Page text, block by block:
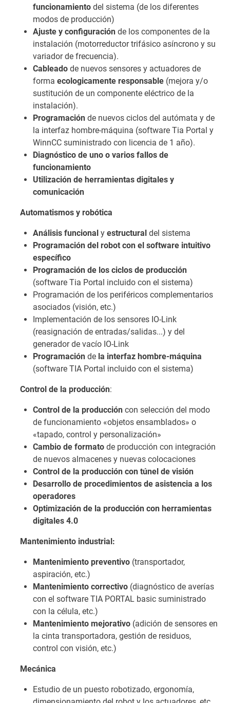
funcionamiento del sistema (de los diferentes
modos de producción)
Ajuste y configuración de los componentes de la
instalación (motorreductor trifásico asíncrono y su
variador de frecuencia).
Cableado de nuevos sensores y actuadores de
forma ecologicamente responsable (mejora y/o
sustitución de un componente eléctrico de la
instalación).
Programación de nuevos ciclos del autómata y de
la interfaz hombre-máquina (software Tia Portal y
WinnCC suministrado con licencia de 1 año).
Diagnóstico de uno o varios fallos de
funcionamiento
Utilización de herramientas digitales y
comunicación
Automatismos y robótica
Análisis funcional y estructural del sistema
Programación del robot con el software intuitivo
específico
Programación de los ciclos de producción
(software Tia Portal incluido con el sistema)
Programación de los periféricos complementarios
asociados (visión, etc.)
Implementación de los sensores IO-Link
(reasignación de entradas/salidas...) y del
generador de vacío IO-Link
Programación de la interfaz hombre-máquina
(software TIA Portal incluido con el sistema)
Control de la producción:
Control de la producción con selección del modo
de funcionamiento «objetos ensamblados» o
«tapado, control y personalización»
Cambio de formato de producción con integración
de nuevos almacenes y nuevas colocaciones
Control de la producción con túnel de visión
Desarrollo de procedimientos de asistencia a los
operadores
Optimización de la producción con herramientas
digitales 4.0
Mantenimiento industrial:
Mantenimiento preventivo (transportador,
aspiración, etc.)
Mantenimiento correctivo (diagnóstico de averías
con el software TIA PORTAL basic suministrado
con la célula, etc.)
Mantenimiento mejorativo (adición de sensores en
la cinta transportadora, gestión de residuos,
control con visión, etc.)
Mecánica
Estudio de un puesto robotizado, ergonomía,